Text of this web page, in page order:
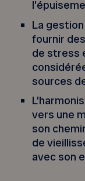
La
fournir
de stress
sources
vers une
son
de
avec son